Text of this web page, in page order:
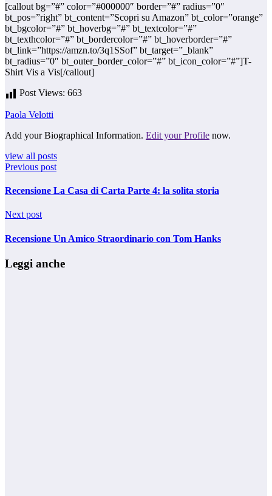
[callout bg=”#” color=”#000000″ border=”#” radius=”0″
bt_pos=”right” bt_content=”Scopri su Amazon” bt_color=”orange”
bt_bgcolor=”#” bt_hoverbg=”#” bt_textcolor=”#”
bt_texthcolor=”#” bt_bordercolor=”#” bt_hoverborder=”#”
bt_link=”https://amzn.to/3q1SSof” bt_target=”_blank”
bt_radius=”0″ bt_outer_border_color=”#” bt_icon_color=”#”]T-
Shirt Vis a Vis[/callout]
Post Views: 663
Paola Velotti
Add your Biographical Information. Edit your Profile now.
view all posts
Previous post
Recensione La Casa di Carta Parte 4: la solita storia
Next post
Recensione Un Amico Straordinario con Tom Hanks
Leggi anche